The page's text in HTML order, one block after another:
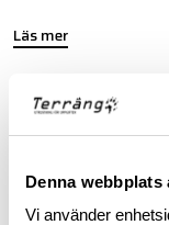
Denna webbplats
Vi använder
Läs mer
RECENSIONER